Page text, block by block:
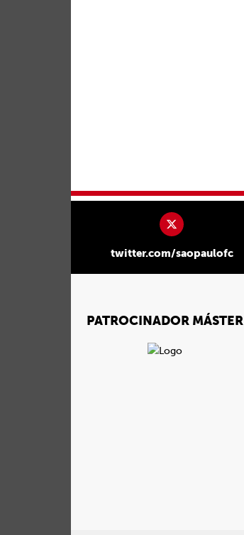
twitter.com/saopaulofc
PATROCINADOR MÁSTER